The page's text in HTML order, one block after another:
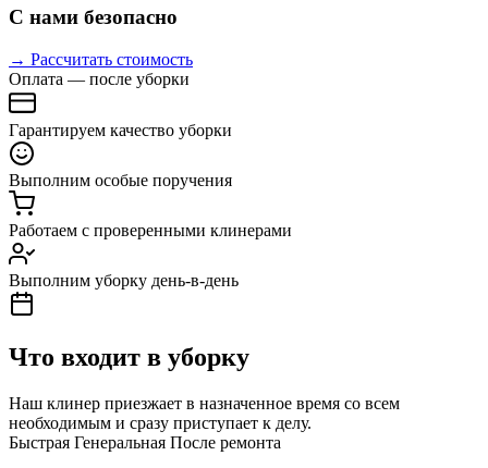
С нами безопасно
→ Рассчитать стоимость
Оплата — после уборки
Гарантируем качество уборки
Выполним особые поручения
Работаем с проверенными клинерами
Выполним уборку день-в-день
Что входит в уборку
Наш клинер приезжает в назначенное время со всем
необходимым и сразу приступает к делу.
Быстрая Генеральная После ремонта